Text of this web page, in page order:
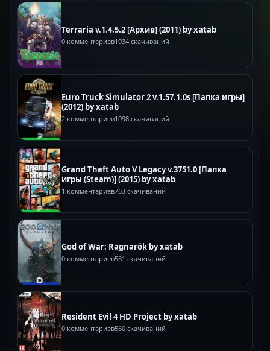
Terraria v.1.4.5.2 [Архив] (2011) by xatab
0 комментариев1934 скачиваний
Euro Truck Simulator 2 v.1.57.1.0s [Папка игры]
(2012) by xatab
2 комментариев1098 скачиваний
Grand Theft Auto V Legacy v.3751.0 [Папка
игры (Steam)] (2015) by xatab
1 комментариев763 скачиваний
God of War: Ragnarök by xatab
0 комментариев581 скачиваний
Resident Evil 4 HD Project by xatab
0 комментариев560 скачиваний